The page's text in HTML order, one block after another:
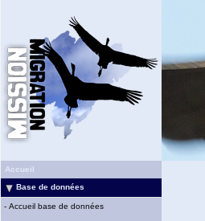
Accueil
Base de données
- Accueil base de données